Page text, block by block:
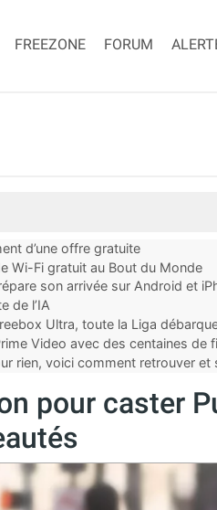
FREEZONE FORUM
d’une offre gratuite
Wi-Fi gratuit au Bout du Monde
son arrivée sur Android et
de l’IA
Ultra, toute la Liga
Video avec des centaines de
rien, voici comment retrouver et
pour caster